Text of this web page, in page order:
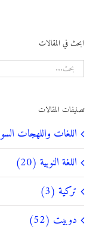
ابحث في المقالات
البحث
عن:
تصنيفات المقالات
اللغات واللهجات
اللغة النوبية (20)
تركية (3)
دوبيت (52)